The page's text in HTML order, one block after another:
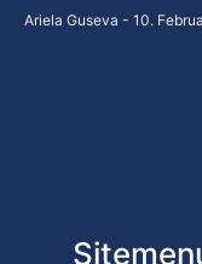
Ariela Guseva 10.